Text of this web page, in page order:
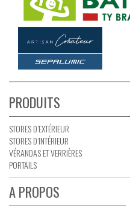
PRODUITS
STORES D’EXTÉRIEUR
STORES D’INTÉRIEUR
VÉRANDAS ET VERRIÈRES
PORTAILS
A PROPOS